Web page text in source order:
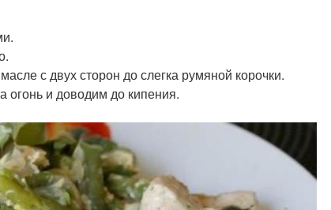
с двух сторон до слегка румяной корочки.
огонь и доводим до кипения.